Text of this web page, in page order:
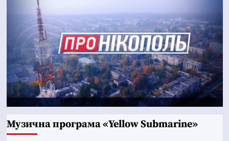
Музична програма «Yellow Submarine»